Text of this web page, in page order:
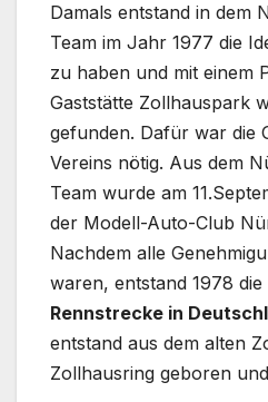
Damals entstand in dem
Team im Jahr 1977 die
zu haben und mit einem
Gaststätte Zollhauspark
gefunden. Dafür war die
Vereins nötig. Aus dem
Team wurde am
der Modell-Auto-Club
Nachdem alle
waren, entstand 1978 die
Rennstrecke in
entstand aus dem alten
Zollhausring geboren